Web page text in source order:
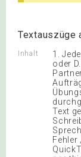
Textauszüge
Inhalt
1.
oder
Text
Fehler